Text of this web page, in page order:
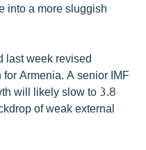
into a more sluggish
last week revised
Armenia. A senior IMF
will likely slow to 3.8
of weak external